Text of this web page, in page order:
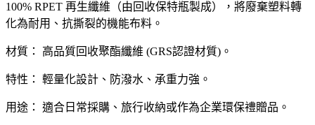
100% RPET 再生纖維（由回收保特瓶製成），將廢棄塑料轉
化為耐用、抗撕裂的機能布料。
材質： 高品質回收聚酯纖維 (GRS認證材質)。
特性： 輕量化設計、防潑水、承重力強。
用途： 適合日常採購、旅行收納或作為企業環保禮贈品。